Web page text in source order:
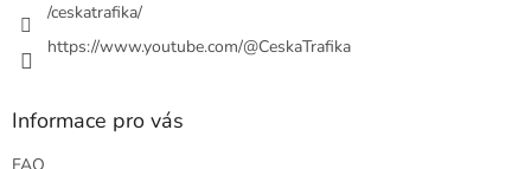
/ceskatrafika/
https://www.youtube.com/@CeskaTrafika
Informace pro vás